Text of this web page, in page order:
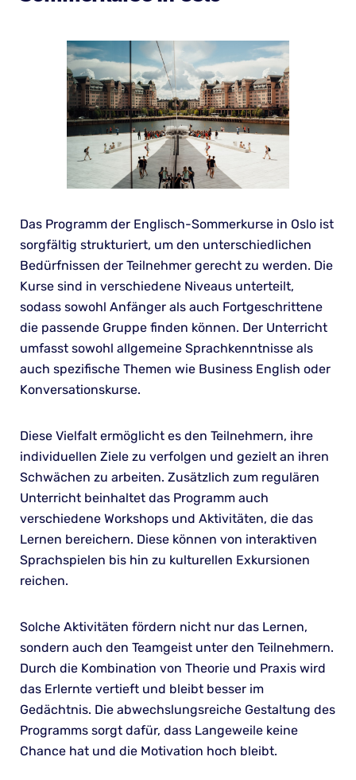
Das Programm der Englisch-Sommerkurse in Oslo ist
sorgfältig strukturiert, um den unterschiedlichen
Bedürfnissen der Teilnehmer gerecht zu werden. Die
Kurse sind in verschiedene Niveaus unterteilt,
sodass sowohl Anfänger als auch Fortgeschrittene
die passende Gruppe finden können. Der Unterricht
umfasst sowohl allgemeine Sprachkenntnisse als
auch spezifische Themen wie Business English oder
Konversationskurse.
Diese Vielfalt ermöglicht es den Teilnehmern, ihre
individuellen Ziele zu verfolgen und gezielt an ihren
Schwächen zu arbeiten. Zusätzlich zum regulären
Unterricht beinhaltet das Programm auch
verschiedene Workshops und Aktivitäten, die das
Lernen bereichern. Diese können von interaktiven
Sprachspielen bis hin zu kulturellen Exkursionen
reichen.
Solche Aktivitäten fördern nicht nur das Lernen,
sondern auch den Teamgeist unter den Teilnehmern.
Durch die Kombination von Theorie und Praxis wird
das Erlernte vertieft und bleibt besser im
Gedächtnis. Die abwechslungsreiche Gestaltung des
Programms sorgt dafür, dass Langeweile keine
Chance hat und die Motivation hoch bleibt.